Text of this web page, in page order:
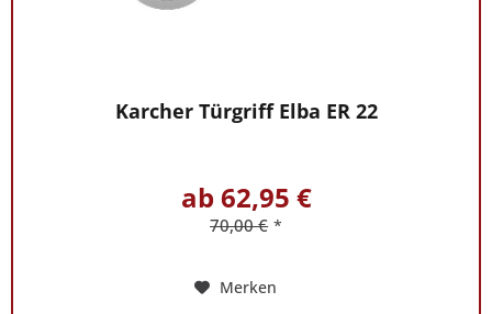
Karcher Türgriff Elba ER 22
ab 62,95 €
70,00 € *
Merken